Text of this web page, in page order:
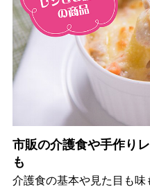
市販の介護食や手作り
も
介護食の基本や見た目も